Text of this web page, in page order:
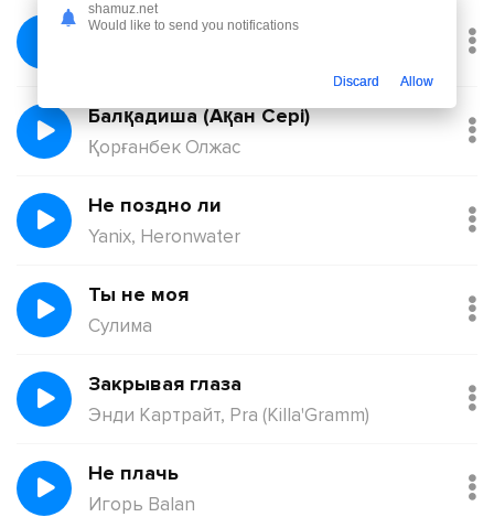
Без тебя
Балқадиша (Ақан Сері)
Қорғанбек Олжас
Не поздно ли
Yanix, Heronwater
Ты не моя
Сулима
Закрывая глаза
Энди Картрайт, Pra (Killa'Gramm)
Не плачь
Игорь Balan
shamuz.net
Would like to send you notifications
Discard Allow